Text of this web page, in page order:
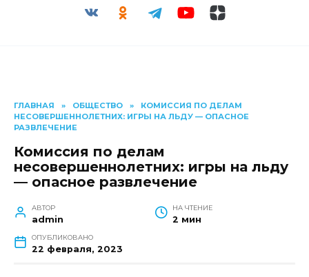
ГЛАВНАЯ » ОБЩЕСТВО »
КОМИССИЯ ПО ДЕЛАМ
НЕСОВЕРШЕННОЛЕТНИХ: ИГРЫ НА ЛЬДУ — ОПАСНОЕ
РАЗВЛЕЧЕНИЕ
Комиссия по делам
несовершеннолетних: игры на льду
— опасное развлечение
АВТОР
admin
НА ЧТЕНИЕ
2 мин
ОПУБЛИКОВАНО
22 февраля, 2023